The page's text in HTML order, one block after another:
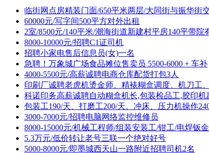
临街网点房精装门面/650平米两层/大同街与振华街
60000元/写字间500平方对外出租
2室/8500元/140平米/潮海街道新建村平房140平带院
8000-10000元/招聘C1证司机
招聘小家电售后信息员(女)一名
急聘！万象城广场食品摊位售卖员 5500-6000 + 车补
4000-5500元/高薪诚聘电商仓库配货打包3人
印刷厂诚聘老虎机烫金师、精裱糊盒调度、机刀工
科诺印务高薪诚聘自动糊盒机长,包装检品工,胶印机
包装工190/天、打磨工200/天、冲床、压力机操作
3000-7000元/招聘电脑网络监控维修员
8000-15000元/机械工程师/组装安装工/钳工/电焊钣
5.3万元/低价转让老号三联一个绝对好号
5000-8000元/即墨城西天山一路附近招聘司机2名